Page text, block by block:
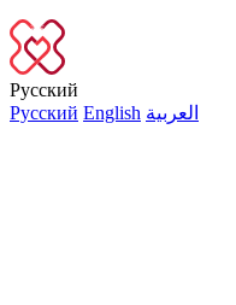
Русский
Русский English العربية